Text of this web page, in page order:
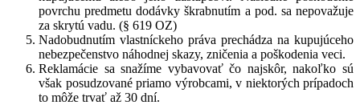
povrchu predmetu dodávky škrabnutím a pod. sa nepovažuje
za skrytú vadu. (§ 619 OZ)
Nadobudnutím vlastníckeho práva prechádza na kupujúceho
nebezpečenstvo náhodnej skazy, zničenia a poškodenia veci.
Reklamácie sa snažíme vybavovať čo najskôr, nakoľko sú
však posudzované priamo výrobcami, v niektorých prípadoch
to môže trvať až 30 dní.